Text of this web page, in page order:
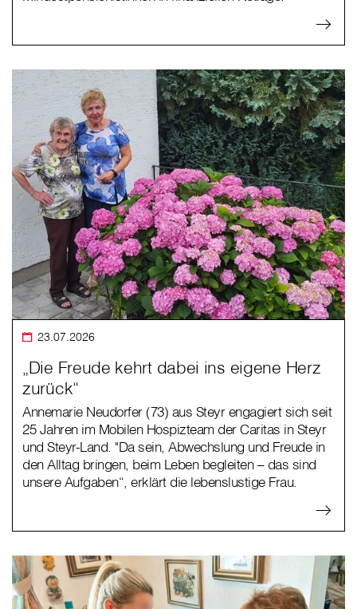
23.07.2026
„Die Freude kehrt dabei ins eigene Herz
zurück“
Annemarie Neudorfer (73) aus Steyr engagiert sich seit
25 Jahren im Mobilen Hospizteam der Caritas in Steyr
und Steyr-Land. "Da sein, Abwechslung und Freude in
den Alltag bringen, beim Leben begleiten – das sind
unsere Aufgaben“, erklärt die lebenslustige Frau.